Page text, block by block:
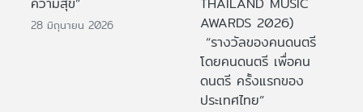
28 มิถุนายน 2026
AWARDS 2026)
“รางวัลของคนดนตรี
โดยคนดนตรี เพื่อคน
ดนตรี ครั้งแรกของ
ประเทศไทย”